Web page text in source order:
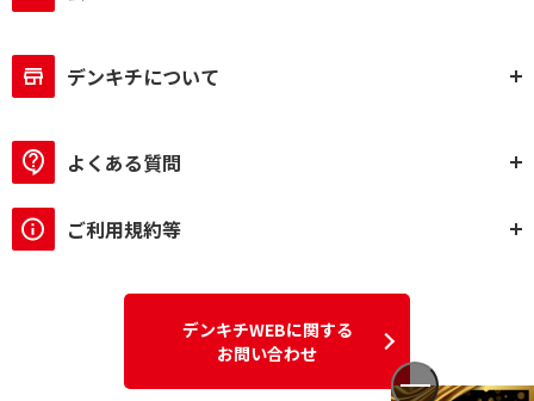
デンキチについて
よくある質問
ご利用規約等
デンキチWEBに関する
お問い合わせ